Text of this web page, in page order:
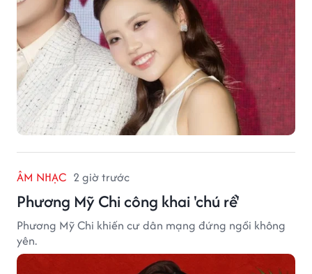
ÂM NHẠC 2 giờ trước
Phương Mỹ Chi công khai 'chú rể'
Phương Mỹ Chi khiến cư dân mạng đứng ngồi không
yên.